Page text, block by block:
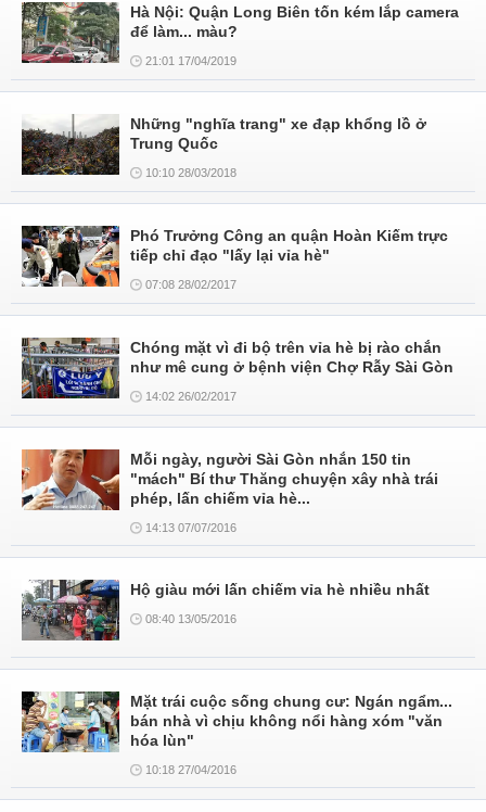
Hà Nội: Quận Long Biên tốn kém lắp camera
để làm... màu?
21:01 17/04/2019
Những "nghĩa trang" xe đạp khổng lồ ở
Trung Quốc
10:10 28/03/2018
Phó Trưởng Công an quận Hoàn Kiếm trực
tiếp chỉ đạo "lấy lại vỉa hè"
07:08 28/02/2017
Chóng mặt vì đi bộ trên vỉa hè bị rào chắn
như mê cung ở bệnh viện Chợ Rẫy Sài Gòn
14:02 26/02/2017
Mỗi ngày, người Sài Gòn nhắn 150 tin
"mách" Bí thư Thăng chuyện xây nhà trái
phép, lấn chiếm vỉa hè...
14:13 07/07/2016
Hộ giàu mới lấn chiếm vỉa hè nhiều nhất
08:40 13/05/2016
Mặt trái cuộc sống chung cư: Ngán ngẩm...
bán nhà vì chịu không nổi hàng xóm "văn
hóa lùn"
10:18 27/04/2016